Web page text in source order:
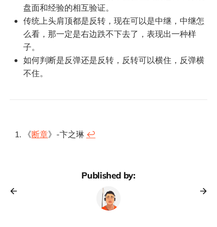
盘面和经验的相互验证。
传统上头肩顶都是反转，现在可以是中继，中继怎
么看，那一定是右边跌不下去了，表现出一种样
子。
如何判断是反弹还是反转，反转可以横住，反弹横
不住。
《断章》-卞之琳 ↩︎
Published by: